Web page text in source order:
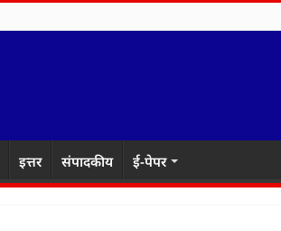
इत्तर संपादकीय ई-पेपर